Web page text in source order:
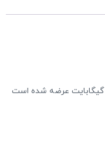
فلش مموری ای دیتاUV350 با سرعت انتقال داده‌ تا 5 گیگابایت در ثانیه می‌رسد و با سیستم‌عامل‌های مختلف سازگار است و در ظرفیت‌های32،64 و 128 گیگابایت عرضه شده است